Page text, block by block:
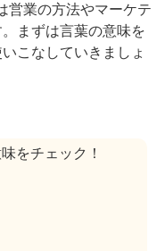
営業の方法やマーケテ
まずは言葉の意味を
こなしていきましょ
をチェック！